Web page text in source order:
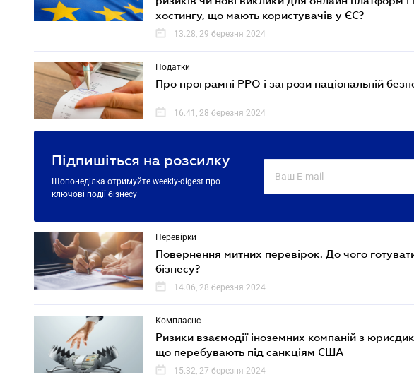
хостингу, що мають користувачів у ЄС?
13.28, 29 березня 2024
Податки
Про програмні РРО і загрози національній
16.41, 28 березня 2024
Підпишіться на розсилку
Щопонеділка отримуйте weekly-digest про
ключові події бізнесу
Перевірки
Повернення митних перевірок. До чого
бізнесу?
14.06, 28 березня 2024
Комплаєнс
Ризики взаємодії іноземних компаній з
що перебувають під санкціям США
15.32, 27 березня 2024